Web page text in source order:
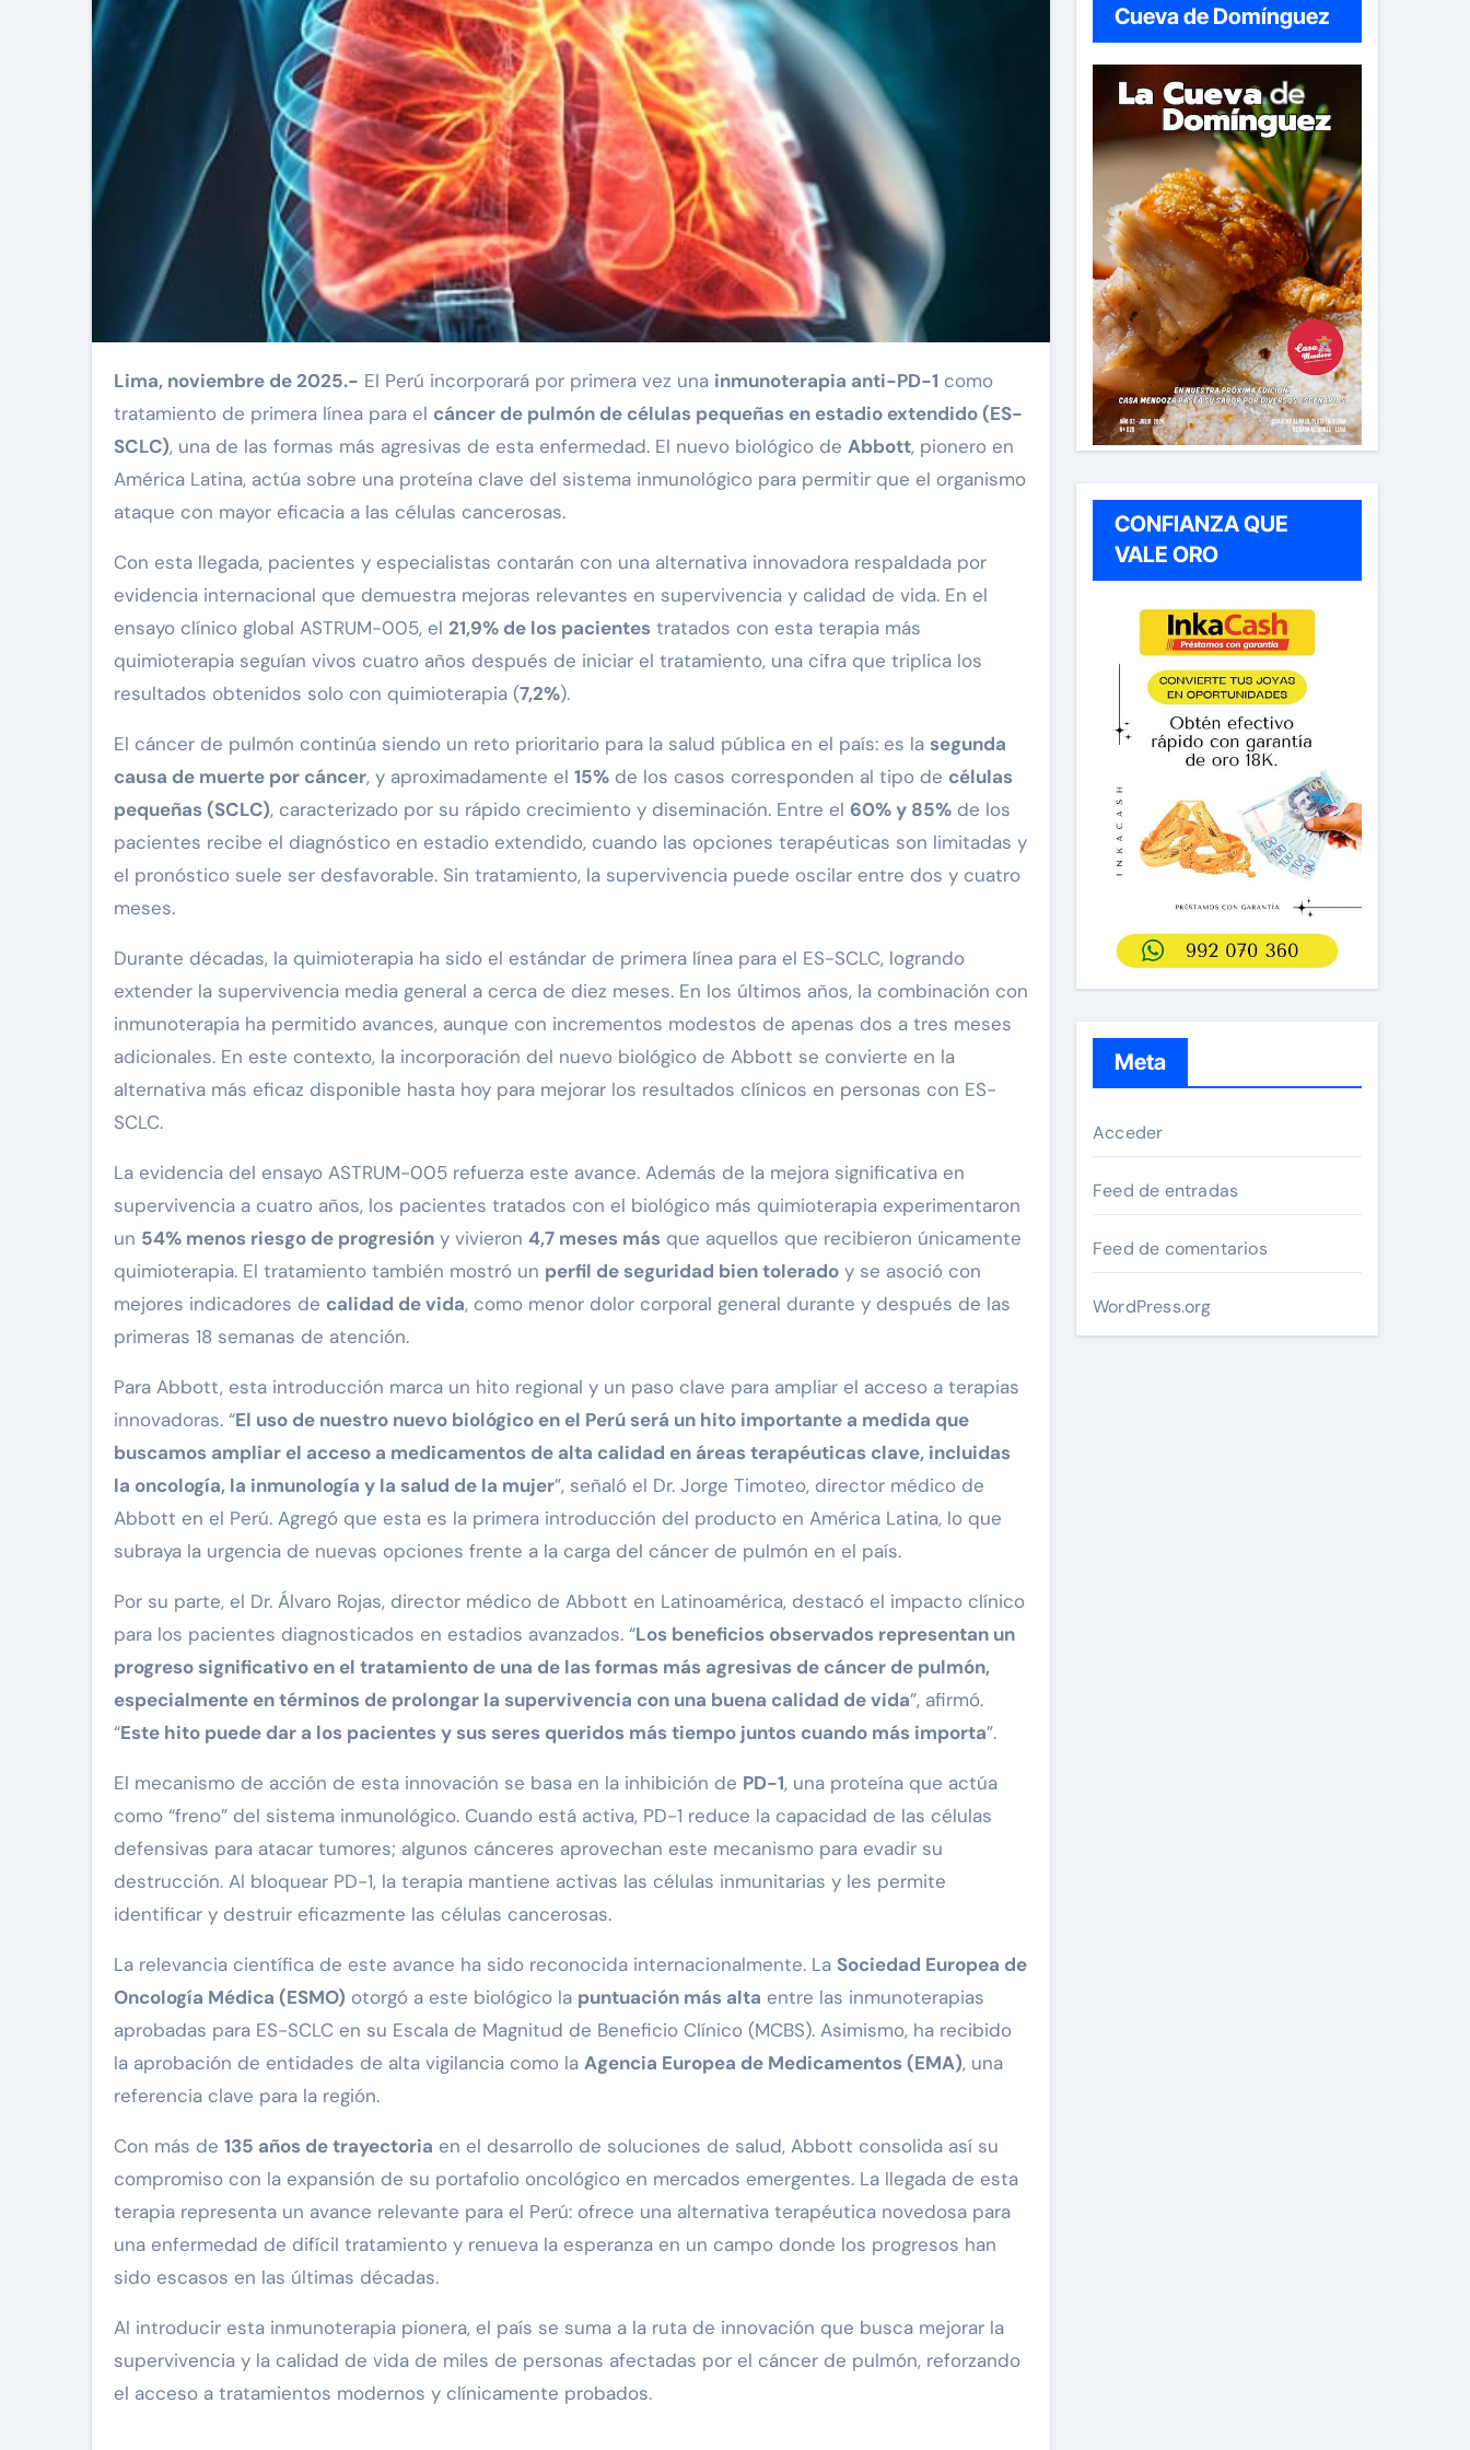
Lima, noviembre de 2025.- El Perú incorporará por primera vez una inmunoterapia anti-PD-1 como
tratamiento de primera línea para el cáncer de pulmón de células pequeñas en estadio extendido (ES-
SCLC), una de las formas más agresivas de esta enfermedad. El nuevo biológico de Abbott, pionero en
América Latina, actúa sobre una proteína clave del sistema inmunológico para permitir que el organismo
ataque con mayor eficacia a las células cancerosas.
Con esta llegada, pacientes y especialistas contarán con una alternativa innovadora respaldada por
evidencia internacional que demuestra mejoras relevantes en supervivencia y calidad de vida. En el
ensayo clínico global ASTRUM-005, el 21,9% de los pacientes tratados con esta terapia más
quimioterapia seguían vivos cuatro años después de iniciar el tratamiento, una cifra que triplica los
resultados obtenidos solo con quimioterapia (7,2%).
El cáncer de pulmón continúa siendo un reto prioritario para la salud pública en el país: es la segunda
causa de muerte por cáncer, y aproximadamente el 15% de los casos corresponden al tipo de células
pequeñas (SCLC), caracterizado por su rápido crecimiento y diseminación. Entre el 60% y 85% de los
pacientes recibe el diagnóstico en estadio extendido, cuando las opciones terapéuticas son limitadas y
el pronóstico suele ser desfavorable. Sin tratamiento, la supervivencia puede oscilar entre dos y cuatro
meses.
Durante décadas, la quimioterapia ha sido el estándar de primera línea para el ES-SCLC, logrando
extender la supervivencia media general a cerca de diez meses. En los últimos años, la combinación con
inmunoterapia ha permitido avances, aunque con incrementos modestos de apenas dos a tres meses
adicionales. En este contexto, la incorporación del nuevo biológico de Abbott se convierte en la
alternativa más eficaz disponible hasta hoy para mejorar los resultados clínicos en personas con ES-
SCLC.
La evidencia del ensayo ASTRUM-005 refuerza este avance. Además de la mejora significativa en
supervivencia a cuatro años, los pacientes tratados con el biológico más quimioterapia experimentaron
un 54% menos riesgo de progresión y vivieron 4,7 meses más que aquellos que recibieron únicamente
quimioterapia. El tratamiento también mostró un perfil de seguridad bien tolerado y se asoció con
mejores indicadores de calidad de vida, como menor dolor corporal general durante y después de las
primeras 18 semanas de atención.
Para Abbott, esta introducción marca un hito regional y un paso clave para ampliar el acceso a terapias
innovadoras. “El uso de nuestro nuevo biológico en el Perú será un hito importante a medida que
buscamos ampliar el acceso a medicamentos de alta calidad en áreas terapéuticas clave, incluidas
la oncología, la inmunología y la salud de la mujer”, señaló el Dr. Jorge Timoteo, director médico de
Abbott en el Perú. Agregó que esta es la primera introducción del producto en América Latina, lo que
subraya la urgencia de nuevas opciones frente a la carga del cáncer de pulmón en el país.
Por su parte, el Dr. Álvaro Rojas, director médico de Abbott en Latinoamérica, destacó el impacto clínico
para los pacientes diagnosticados en estadios avanzados. “Los beneficios observados representan un
progreso significativo en el tratamiento de una de las formas más agresivas de cáncer de pulmón,
especialmente en términos de prolongar la supervivencia con una buena calidad de vida”, afirmó.
“Este hito puede dar a los pacientes y sus seres queridos más tiempo juntos cuando más importa”.
El mecanismo de acción de esta innovación se basa en la inhibición de PD-1, una proteína que actúa
como “freno” del sistema inmunológico. Cuando está activa, PD-1 reduce la capacidad de las células
defensivas para atacar tumores; algunos cánceres aprovechan este mecanismo para evadir su
destrucción. Al bloquear PD-1, la terapia mantiene activas las células inmunitarias y les permite
identificar y destruir eficazmente las células cancerosas.
La relevancia científica de este avance ha sido reconocida internacionalmente. La Sociedad Europea de
Oncología Médica (ESMO) otorgó a este biológico la puntuación más alta entre las inmunoterapias
aprobadas para ES-SCLC en su Escala de Magnitud de Beneficio Clínico (MCBS). Asimismo, ha recibido
la aprobación de entidades de alta vigilancia como la Agencia Europea de Medicamentos (EMA), una
referencia clave para la región.
Con más de 135 años de trayectoria en el desarrollo de soluciones de salud, Abbott consolida así su
compromiso con la expansión de su portafolio oncológico en mercados emergentes. La llegada de esta
terapia representa un avance relevante para el Perú: ofrece una alternativa terapéutica novedosa para
una enfermedad de difícil tratamiento y renueva la esperanza en un campo donde los progresos han
sido escasos en las últimas décadas.
Al introducir esta inmunoterapia pionera, el país se suma a la ruta de innovación que busca mejorar la
supervivencia y la calidad de vida de miles de personas afectadas por el cáncer de pulmón, reforzando
el acceso a tratamientos modernos y clínicamente probados.
Cueva de Domínguez
CONFIANZA QUE
VALE ORO
Meta
Acceder
Feed de entradas
Feed de comentarios
WordPress.org